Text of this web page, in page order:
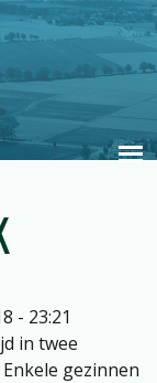
- 23:21
in twee
gezinnen